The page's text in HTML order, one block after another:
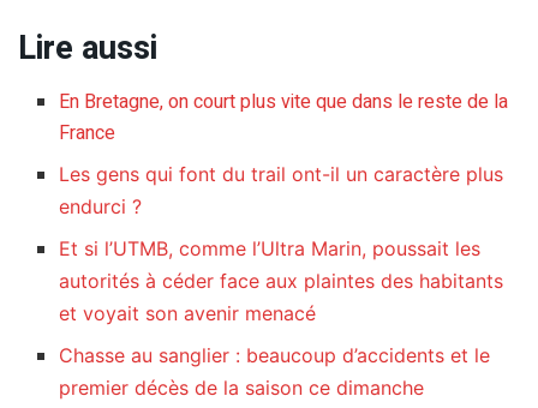
Lire aussi
En Bretagne, on court plus vite que dans le reste de la
France
Les gens qui font du trail ont-il un caractère plus
endurci ?
Et si l’UTMB, comme l’Ultra Marin, poussait les
autorités à céder face aux plaintes des habitants
et voyait son avenir menacé
Chasse au sanglier : beaucoup d’accidents et le
premier décès de la saison ce dimanche